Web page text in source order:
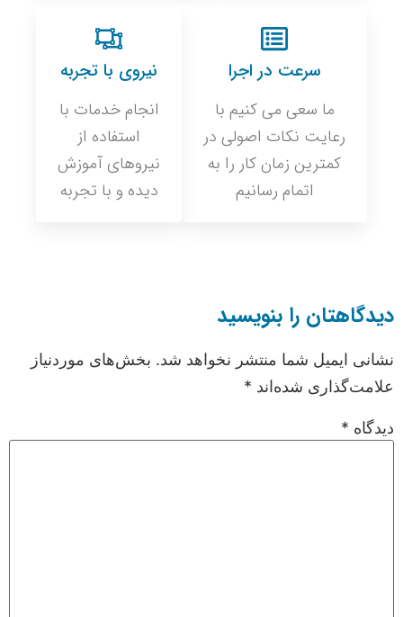
سرعت در اجرا
ما سعی می کنیم با
رعایت نکات اصولی در
کمترین زمان کار را به
اتمام رسانیم
نیروی با تجربه
انجام خدمات با
استفاده از
نیروهای آموزش
دیده و با تجربه
دیدگاهتان را بنویسید
نشانی ایمیل شما منتشر نخواهد شد. بخش‌های موردنیاز
علامت‌گذاری شده‌اند *
دیدگاه *